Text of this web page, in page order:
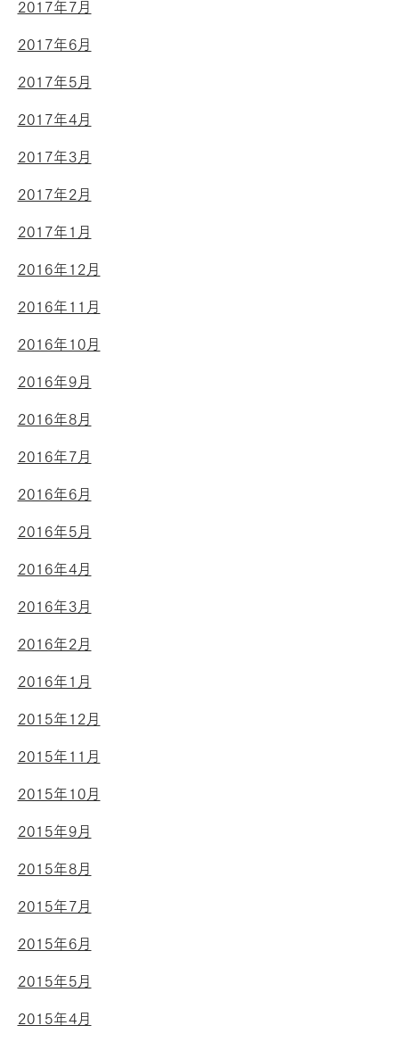
2017年7月
2017年6月
2017年5月
2017年4月
2017年3月
2017年2月
2017年1月
2016年12月
2016年11月
2016年10月
2016年9月
2016年8月
2016年7月
2016年6月
2016年5月
2016年4月
2016年3月
2016年2月
2016年1月
2015年12月
2015年11月
2015年10月
2015年9月
2015年8月
2015年7月
2015年6月
2015年5月
2015年4月